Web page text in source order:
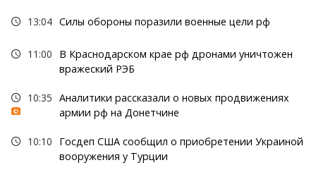
13:04 Силы обороны поразили военные цели рф
11:00
В Краснодарском крае рф дронами уничтожен
вражеский РЭБ
10:35 Аналитики рассказали о новых продвижениях
армии рф на Донетчине
10:10
Госдеп США сообщил о приобретении Украиной
вооружения у Турции